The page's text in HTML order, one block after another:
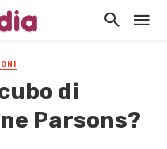
di
Parsons?